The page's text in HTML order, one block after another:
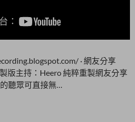
· 網友分享
版主持：Heero 純粹重製網友分享
聽眾可直接無…